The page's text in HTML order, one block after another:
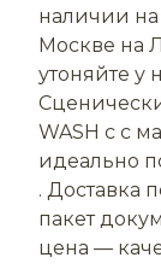
наличии
Москве на
утоняйте у
WASH c с
идеально
. Доставка
пакет
цена —